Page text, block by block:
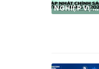
NGHIỆP VỤ KẾ TOÁN & THUẾ